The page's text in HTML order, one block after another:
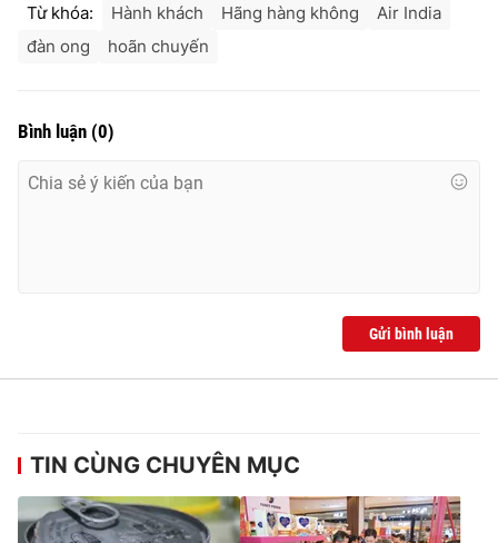
Cơ quan báo chí:Thời báo VTV
Giấy phép hoạt động báo in và báo điện tử số 483/GP-BTTTT
Phó Tổng Biên tập:
Tổng đài VTV:024.38 355 931 - 024.38 355 932
Từ khóa: Hành khách Hãng hàng không
Air India
đàn ong
hoãn chuyến
Bình luận (0)
Gửi bình luận
TIN CÙNG CHUYÊN MỤC